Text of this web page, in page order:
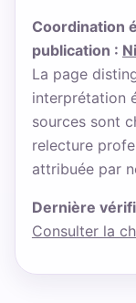
Coordination
publication :
La page
interprétation
sources sont
relecture
attribuée par
Dernière
Consulter la